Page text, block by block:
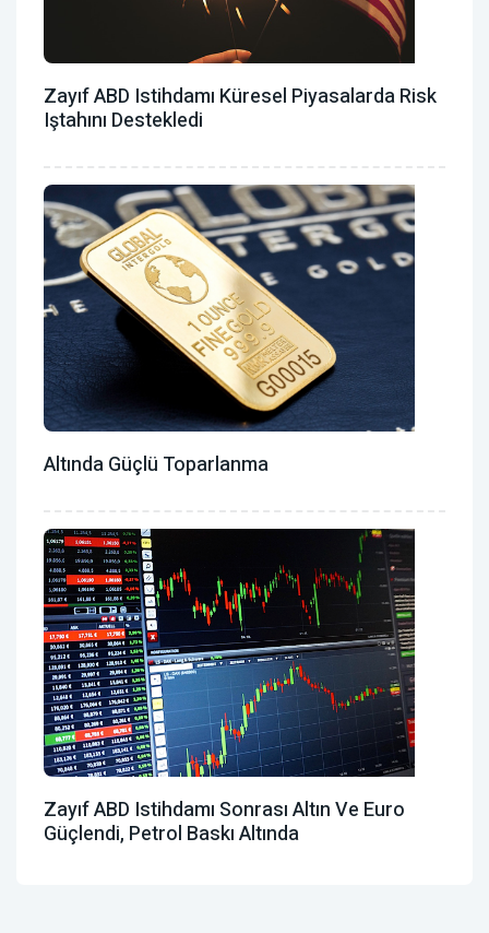
Zayıf ABD Istihdamı Küresel Piyasalarda Risk
Iştahını Destekledi
Altında Güçlü Toparlanma
Zayıf ABD Istihdamı Sonrası Altın Ve Euro
Güçlendi, Petrol Baskı Altında